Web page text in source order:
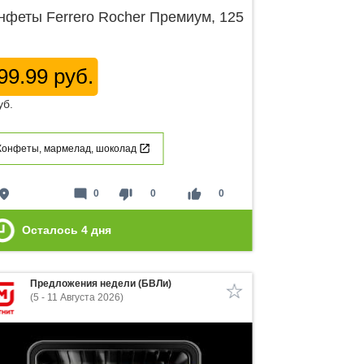
Ferrero Rocher Премиум, 125
руб.
мармелад, шоколад
place thumb_down 0 thumb_up 0
mode_comment 0
Осталось 4 дня
Предложения недели (БВЛи)
(5 - 11 Августа 2026)